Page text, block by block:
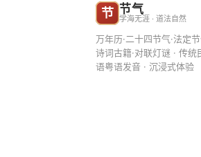
节 节气
学海无涯 · 道法自然
万年历·二十四节气·法定
诗词古籍·对联灯谜 · 传统
语粤语发音 · 沉浸式体验